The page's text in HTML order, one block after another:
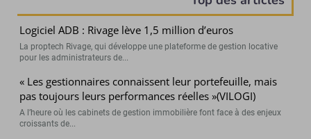
Logiciel ADB : Rivage lève 1,5 million d’euros
La proptech Rivage, qui développe une plateforme de gestion locative
pour les administrateurs de...
« Les gestionnaires connaissent leur portefeuille, mais
pas toujours leurs performances réelles »(VILOGI)
A l’heure où les cabinets de gestion immobilière font face à des enjeux
croissants de...